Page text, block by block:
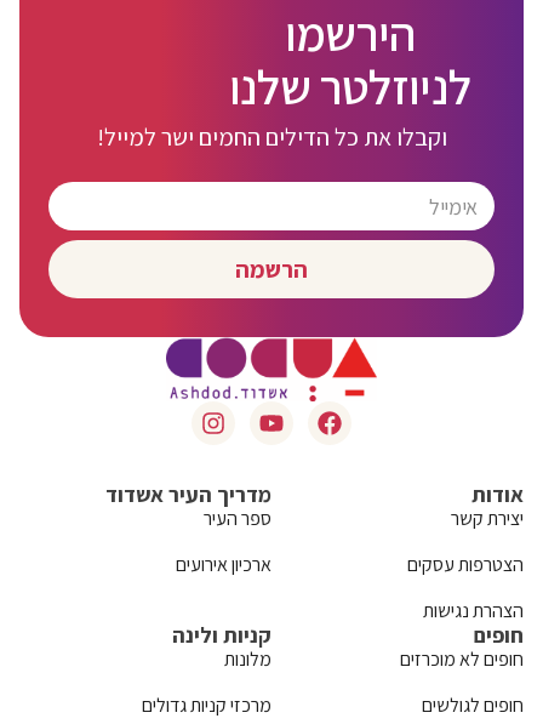
הירשמו
לניוזלטר שלנו
וקבלו את כל הדילים החמים ישר למייל!
הרשמה
אודות
יצירת קשר
הצטרפות עסקים
הצהרת נגישות
מדריך העיר אשדוד
ספר העיר
ארכיון אירועים
חופים
חופים לא מוכרזים
חופים לגולשים
קניות ולינה
מלונות
מרכזי קניות גדולים